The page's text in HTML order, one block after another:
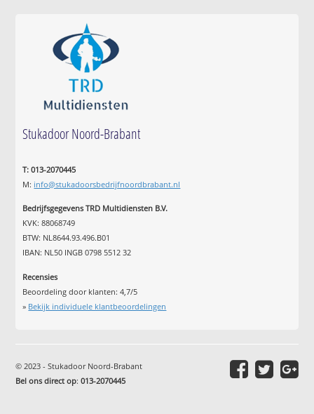
Stukadoor Noord-Brabant
T: 013-2070445
M: info@stukadoorsbedrijfnoordbrabant.nl
Bedrijfsgegevens TRD Multidiensten B.V.
KVK: 88068749
BTW: NL8644.93.496.B01
IBAN: NL50 INGB 0798 5512 32
Recensies
Beoordeling door klanten:4,7/5
» Bekijk individuele klantbeoordelingen
© 2023 - Stukadoor Noord-Brabant
Bel ons direct op:013-2070445